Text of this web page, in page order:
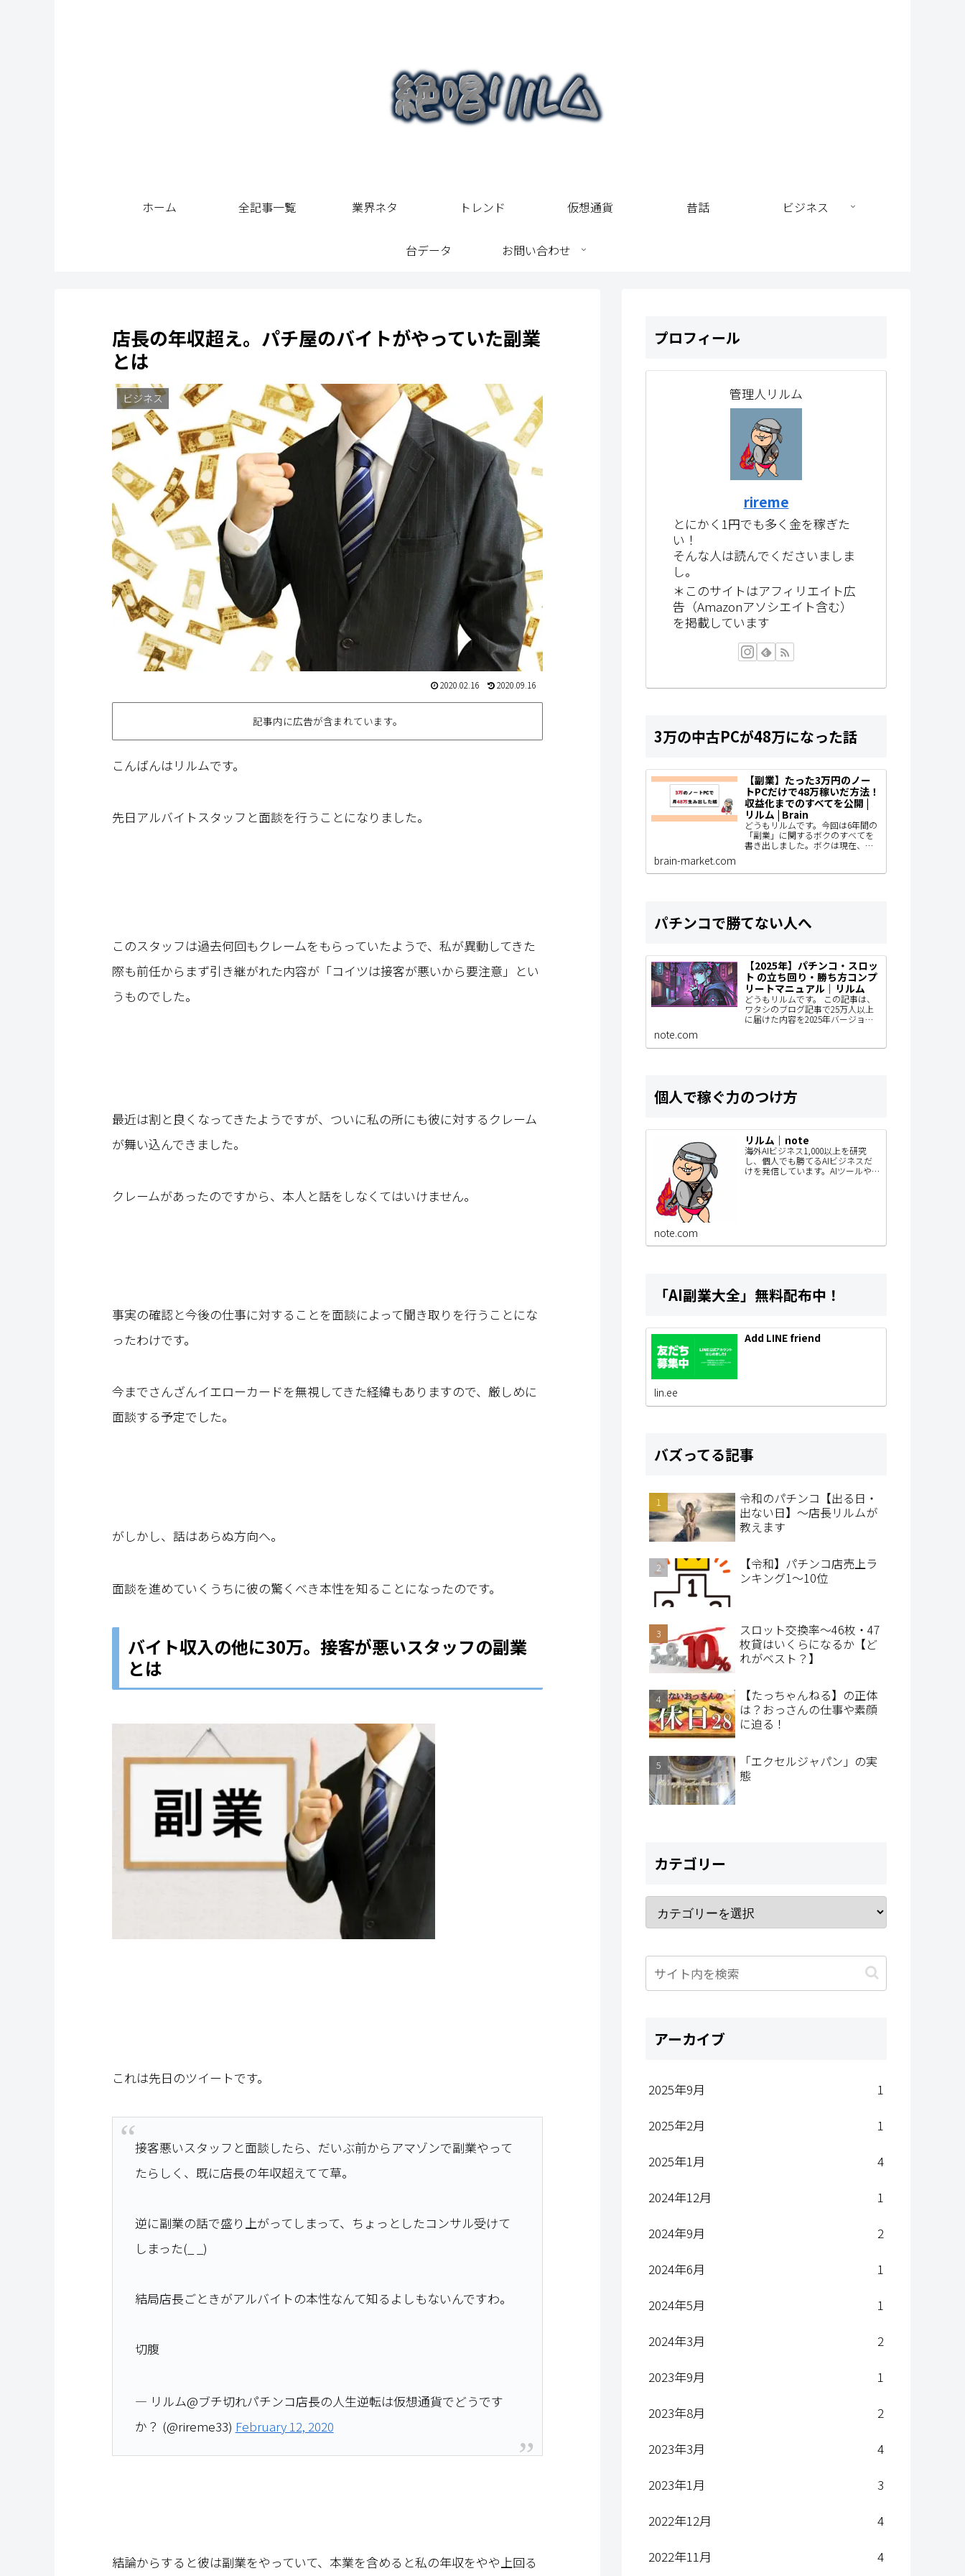
ホーム 全記事一覧 業界ネタ トレンド 仮想通貨 昔話 ビジネス
台データ お問い合わせ
店長の年収超え。パチ屋のバイトがやっていた副業
とは
ビジネス
2020.02.16 2020.09.16
記事内に広告が含まれています。
こんばんはリルムです。
先日アルバイトスタッフと面談を行うことになりました。
このスタッフは過去何回もクレームをもらっていたようで、私が異動してきた
際も前任からまず引き継がれた内容が「コイツは接客が悪いから要注意」とい
うものでした。
最近は割と良くなってきたようですが、ついに私の所にも彼に対するクレーム
が舞い込んできました。
クレームがあったのですから、本人と話をしなくてはいけません。
事実の確認と今後の仕事に対することを面談によって聞き取りを行うことにな
ったわけです。
今までさんざんイエローカードを無視してきた経緯もありますので、厳しめに
面談する予定でした。
がしかし、話はあらぬ方向へ。
面談を進めていくうちに彼の驚くべき本性を知ることになったのです。
バイト収入の他に30万。接客が悪いスタッフの副業
とは
これは先日のツイートです。
接客悪いスタッフと面談したら、だいぶ前からアマゾンで副業やって
たらしく、既に店長の年収超えてて草。
逆に副業の話で盛り上がってしまって、ちょっとしたコンサル受けて
しまった(_ _)
結局店長ごときがアルバイトの本性なんて知るよしもないんですわ。
切腹
— リルム@ブチ切れパチンコ店長の人生逆転は仮想通貨でどうです
か？ (@rireme33) February 12, 2020
結論からすると彼は副業をやっていて、本業を含めると私の年収をやや上回る
プロフィール
管理人リルム
rireme
とにかく1円でも多く金を稼ぎた
い！
そんな人は読んでくださいましま
し。
＊このサイトはアフィリエイト広
告（Amazonアソシエイト含む）
を掲載しています
3万の中古PCが48万になった話
【副業】たった3万円のノー
トPCだけで48万稼いだ方法！
収益化までのすべてを公開 |
リルム | Brain
どうもリルムです。今回は6年間の
「副業」に関するボクのすべてを
書き出しました。ボクは現在、ブ
ンテンツ販売なども着手している
brain-market.com
パチンコで勝てない人へ
【2025年】パチンコ・スロッ
ト の立ち回り・勝ち方コンプ
リートマニュアル｜リルム
どうもリルムです。 この記事は、
ワタシのブログ記事で25万人以上
に届けた内容を2025年バージョン
見てもらいたい。 きっとあなたの
note.com
個人で稼ぐ力のつけ方
リルム｜note
海外AIビジネス1,000以上を研究
し、個人でも勝てるAIビジネスだ
けを発信しています。AIツールや
note.com
「AI副業大全」無料配布中！
Add LINE friend
lin.ee
バズってる記事
令和のパチンコ【出る日・
出ない日】～店長リルムが
教えます
【令和】パチンコ店売上ラ
ンキング1～10位
スロット交換率～46枚・47
枚貸はいくらになるか【ど
れがベスト？】
【たっちゃんねる】の正体
は？おっさんの仕事や素顔
に迫る！
「エクセルジャパン」の実
態
カテゴリー
アーカイブ
2025年9月
1
2025年2月
1
2025年1月
4
2024年12月
1
2024年9月
2
2024年6月
1
2024年5月
1
2024年3月
2
2023年9月
1
2023年8月
2
2023年3月
4
2023年1月
3
2022年12月
4
2022年11月
4